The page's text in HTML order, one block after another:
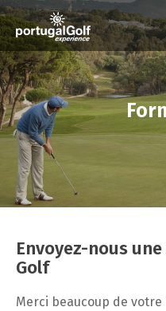
Envoyez-nous
Golf
Merci beaucoup de